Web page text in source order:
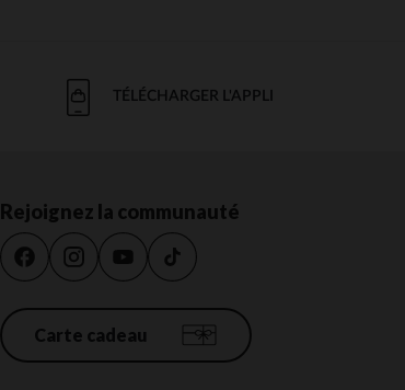
TÉLÉCHARGER L'APPLI
Rejoignez la communauté
Carte cadeau